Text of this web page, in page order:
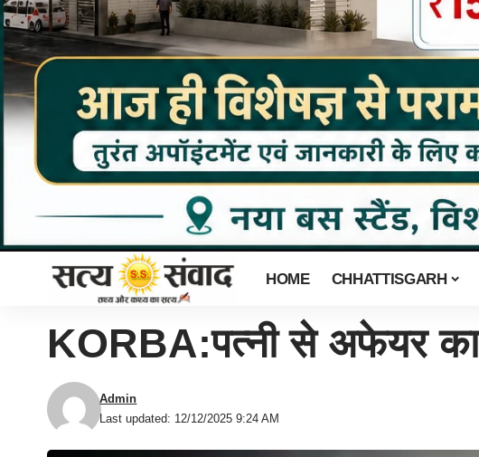
HOME CHHATTISGARH
KORBA:पत्नी से अफेयर का
Last updated: 12/12/2025 9:24 AM
Admin